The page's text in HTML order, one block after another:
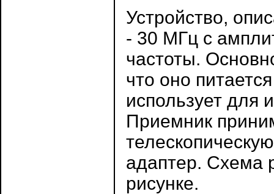
Устройство,
- 30 МГц с
частоты.
что оно
использует для
Приемник
адаптер. Схема
рисунке.